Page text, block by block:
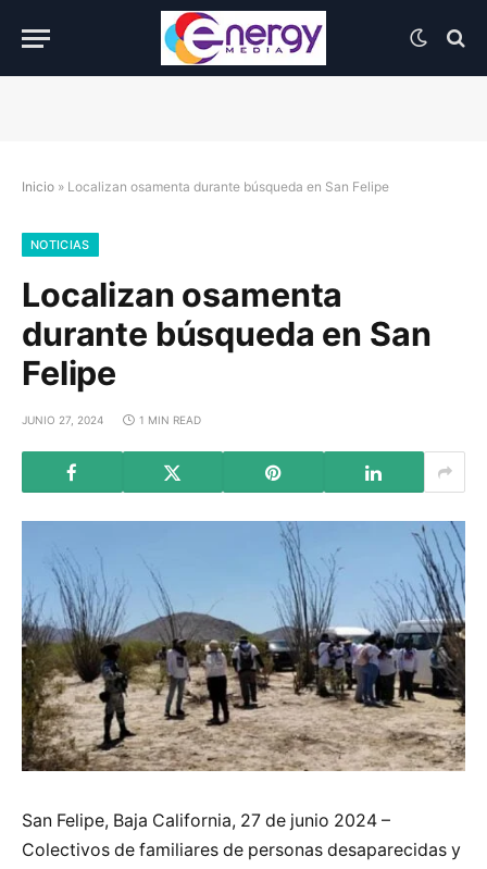
Inicio » Localizan osamenta durante búsqueda en San Felipe
NOTICIAS
Localizan osamenta
durante búsqueda en San
Felipe
JUNIO 27, 2024 1 MIN READ
San Felipe, Baja California, 27 de junio 2024 –
Colectivos de familiares de personas desaparecidas y